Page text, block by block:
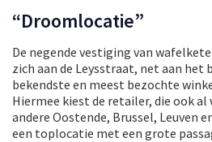
“Droomlocatie”
De negende vestiging van
zich aan de Leysstraat, net aan het
bekendste en meest bezochte
Hiermee kiest de retailer, die ook
andere Oostende, Brussel, Leuven
een toplocatie met een grote